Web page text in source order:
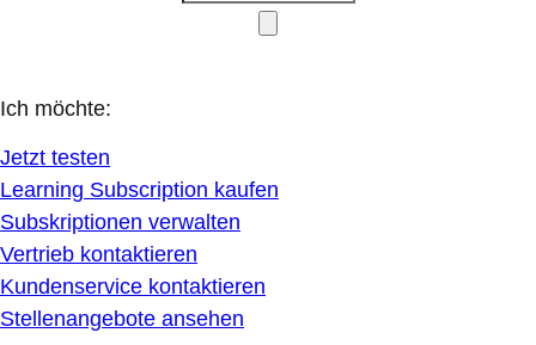
Ich möchte:
Jetzt testen
Learning Subscription kaufen
Subskriptionen verwalten
Vertrieb kontaktieren
Kundenservice kontaktieren
Stellenangebote ansehen